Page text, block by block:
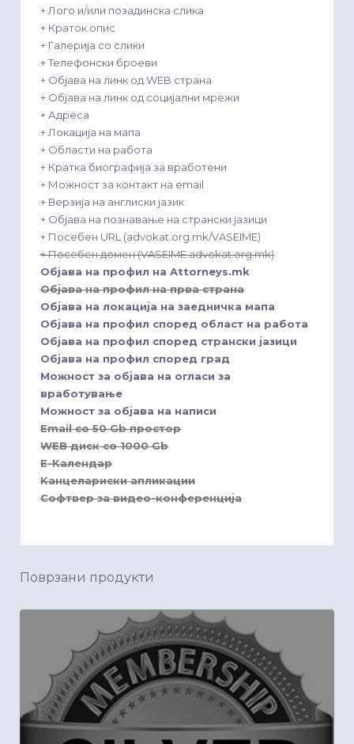
+ Лого и/или позадинска слика
+ Краток опис
+ Галерија со слики
+ Телефонски броеви
+ Објава на линк од WEB страна
+ Објава на линк од социјални мрежи
+ Адреса
+ Локација на мапа
+ Области на работа
+ Кратка биографија за вработени
+ Можност за контакт на email
+ Верзија на англиски јазик
+ Објава на познавање на странски јазици
+ Посебен URL (advokat.org.mk/VASEIME)
+ Посебен домен (VASEIME.advokat.org.mk)
Објава на профил на Attorneys.mk
Објава на профил на прва страна
Објава на локација на заедничка мапа
Објава на профил според област на работа
Објава на профил според странски јазици
Објава на профил според град
Можност за објава на огласи за
вработување
Можност за објава на написи
Email со 50 Gb простор
WEB диск со 1000 Gb
E-Kалендар
Kанцелариски апликации
Софтвер за видео-конференција
Поврзани продукти